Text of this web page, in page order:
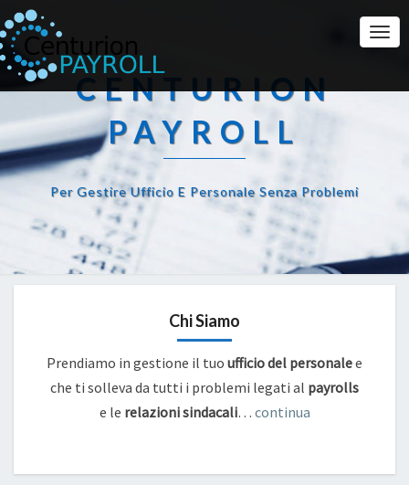
CENTURION
PAYROLL
Per Gestire Ufficio E Personale Senza Problemi
Chi Siamo
Prendiamo in gestione il tuo ufficio del personalee
che ti solleva da tutti i problemi legati al payrolls
e le relazioni sindacali… continua